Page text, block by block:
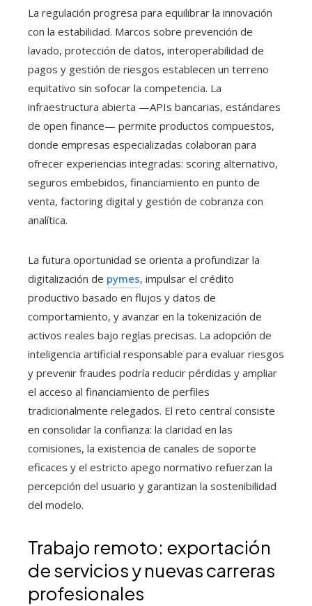
La regulación progresa para equilibrar la innovación
con la estabilidad. Marcos sobre prevención de
lavado, protección de datos, interoperabilidad de
pagos y gestión de riesgos establecen un terreno
equitativo sin sofocar la competencia. La
infraestructura abierta —APIs bancarias, estándares
de open finance— permite productos compuestos,
donde empresas especializadas colaboran para
ofrecer experiencias integradas: scoring alternativo,
seguros embebidos, financiamiento en punto de
venta, factoring digital y gestión de cobranza con
analítica.
La futura oportunidad se orienta a profundizar la
digitalización de pymes, impulsar el crédito
productivo basado en flujos y datos de
comportamiento, y avanzar en la tokenización de
activos reales bajo reglas precisas. La adopción de
inteligencia artificial responsable para evaluar riesgos
y prevenir fraudes podría reducir pérdidas y ampliar
el acceso al financiamiento de perfiles
tradicionalmente relegados. El reto central consiste
en consolidar la confianza: la claridad en las
comisiones, la existencia de canales de soporte
eficaces y el estricto apego normativo refuerzan la
percepción del usuario y garantizan la sostenibilidad
del modelo.
Trabajo remoto: exportación
de servicios y nuevas carreras
profesionales